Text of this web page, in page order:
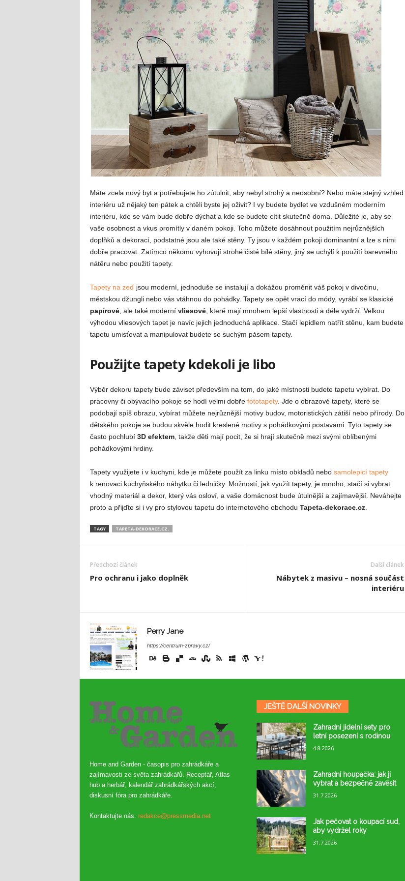
Máte zcela nový byt a potřebujete ho zútulnit, aby nebyl strohý a neosobní? Nebo máte stejný vzhled
interiéru už nějaký ten pátek a chtěli byste jej oživit? I vy budete bydlet ve vzdušném moderním
interiéru, kde se vám bude dobře dýchat a kde se budete cítit skutečně doma. Důležité je, aby se
vaše osobnost a vkus promítly v daném pokoji. Toho můžete dosáhnout použitím nejrůznějších
doplňků a dekorací, podstatné jsou ale také stěny. Ty jsou v každém pokoji dominantní a lze s nimi
dobře pracovat. Zatímco někomu vyhovují strohé čisté bílé stěny, jiný se uchýlí k použití barevného
nátěru nebo použití tapety.
Tapety na zeďjsou moderní, jednoduše se instalují a dokážou proměnit váš pokoj v divočinu,
městskou džungli nebo vás vtáhnou do pohádky. Tapety se opět vrací do módy, vyrábí se klasické
papírové, ale také moderní vliesové, které mají mnohem lepší vlastnosti a déle vydrží. Velkou
výhodou vliesových tapet je navíc jejich jednoduchá aplikace. Stačí lepidlem natřít stěnu, kam budete
tapetu umisťovat a manipulovat budete se suchým pásem tapety.
Použijte tapety kdekoli je libo
Výběr dekoru tapety bude záviset především na tom, do jaké místnosti budete tapetu vybírat. Do
pracovny či obývacího pokoje se hodí velmi dobře fototapety. Jde o obrazové tapety, které se
podobají spíš obrazu, vybírat můžete nejrůznější motivy budov, motoristických zátiší nebo přírody. Do
dětského pokoje se budou skvěle hodit kreslené motivy s pohádkovými postavami. Tyto tapety se
často pochlubí 3D efektem, takže děti mají pocit, že si hrají skutečně mezi svými oblíbenými
pohádkovými hrdiny.
Tapety využijete i v kuchyni, kde je můžete použít za linku místo obkladů nebo samolepicí tapety
k renovaci kuchyňského nábytku či ledničky. Možností, jak využít tapety, je mnoho, stačí si vybrat
vhodný materiál a dekor, který vás osloví, a vaše domácnost bude útulnější a zajímavější. Neváhejte
proto a přijďte si i vy pro stylovou tapetu do internetového obchodu Tapeta-dekorace.cz.
TAGY TAPETA-DEKORACE.CZ.
Předchozí článek
Pro ochranu i jako doplněk
Další článek
Nábytek z masivu – nosná součást
interiéru
Perry Jane
https://centrum-zpravy.cz/
Home and Garden - časopis pro zahrádkáře a
zajímavosti ze světa zahrádkářů. Receptář, Atlas
hub a herbář, kalendář zahrádkářských akcí,
diskusní fóra pro zahrádkáře.
Kontaktujte nás: redakce@pressmedia.net
JEŠTĚ DALŠÍ NOVINKY
Zahradní jídelní sety pro
letní posezení s rodinou
4.8.2026
Zahradní houpačka: jak ji
vybrat a bezpečně zavěsit
31.7.2026
Jak pečovat o koupací sud,
aby vydržel roky
31.7.2026